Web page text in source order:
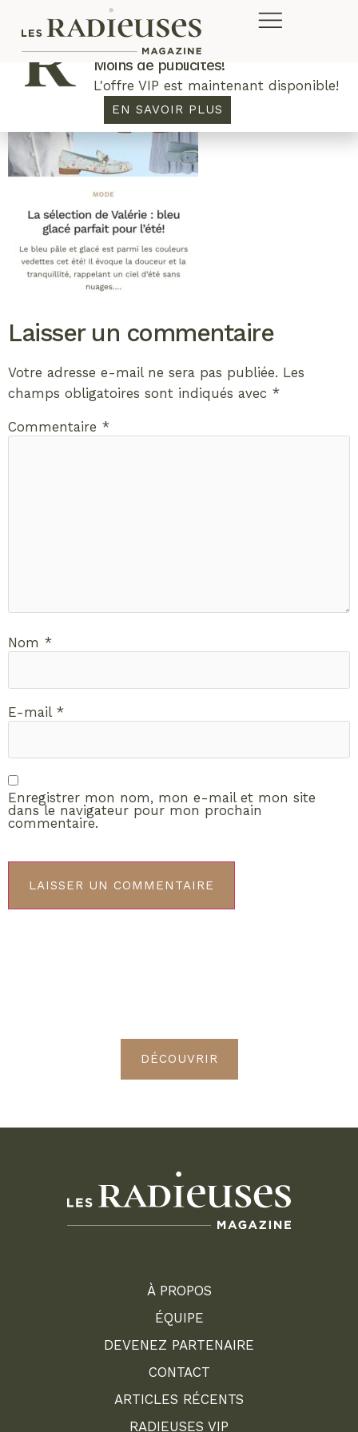
Laisser un commentaire
Votre adresse e-mail ne sera pas publiée. Les
champs obligatoires sont indiqués avec *
Commentaire *
Nom *
E-mail *
Enregistrer mon nom, mon e-mail et mon site
dans le navigateur pour mon prochain
commentaire.
DÉCOUVRIR
À PROPOS
ÉQUIPE
DEVENEZ PARTENAIRE
CONTACT
ARTICLES RÉCENTS
RADIEUSES VIP
Plus de concours. Plus de rabais.
Moins de publicités!
L'offre VIP est maintenant disponible!
EN SAVOIR PLUS